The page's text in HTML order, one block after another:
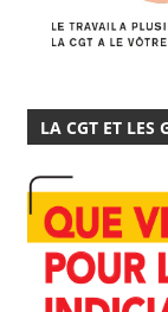
LA CGT ET LES